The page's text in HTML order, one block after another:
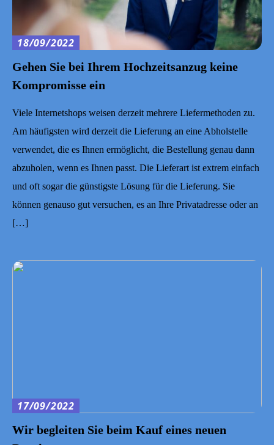
18/09/2022
Gehen Sie bei Ihrem Hochzeitsanzug keine
Kompromisse ein
Viele Internetshops weisen derzeit mehrere Liefermethoden zu.
Am häufigsten wird derzeit die Lieferung an eine Abholstelle
verwendet, die es Ihnen ermöglicht, die Bestellung genau dann
abzuholen, wenn es Ihnen passt. Die Lieferart ist extrem einfach
und oft sogar die günstigste Lösung für die Lieferung. Sie
können genauso gut versuchen, es an Ihre Privatadresse oder an
[…]
17/09/2022
Wir begleiten Sie beim Kauf eines neuen